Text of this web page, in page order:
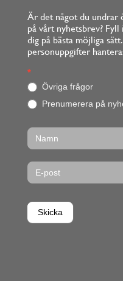
Är det något du undrar
på vårt nyhetsbrev?
dig på bästa möjliga
personuppgifter
Footerform
*
Övriga frågor
Prenumerera på
Skicka
O
m
d
u
r
n
g